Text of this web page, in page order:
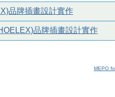
品牌插畫設計實作
品牌插畫設計實作
MEPO